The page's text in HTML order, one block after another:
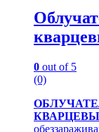
0 out of 5
(0)